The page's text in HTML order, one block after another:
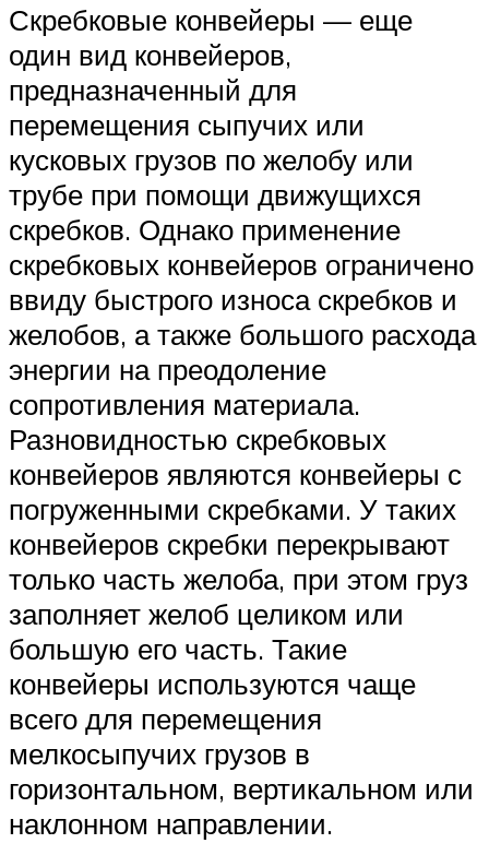
Скребковые конвейеры — еще
один вид конвейеров,
предназначенный для
перемещения сыпучих или
кусковых грузов по желобу или
трубе при помощи движущихся
скребков. Однако применение
скребковых конвейеров ограничено
ввиду быстрого износа скребков и
желобов, а также большого расхода
энергии на преодоление
сопротивления материала.
Разновидностью скребковых
конвейеров являются конвейеры с
погруженными скребками. У таких
конвейеров скребки перекрывают
только часть желоба, при этом груз
заполняет желоб целиком или
большую его часть. Такие
конвейеры используются чаще
всего для перемещения
мелкосыпучих грузов в
горизонтальном, вертикальном или
наклонном направлении.